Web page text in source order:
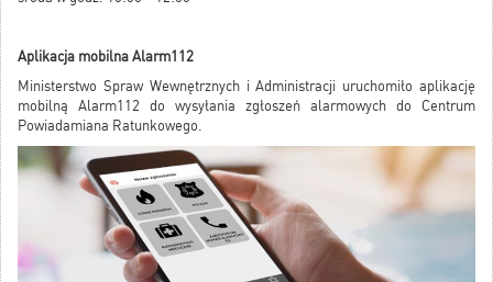
Aplikacja mobilna Alarm112
Ministerstwo Spraw Wewnętrznych i Administracji uruchomiło aplikację
mobilną Alarm112 do wysyłania zgłoszeń alarmowych do Centrum
Powiadamiana Ratunkowego.